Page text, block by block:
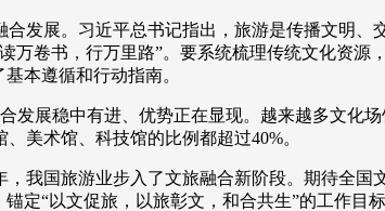
云起 超级工厂 智敬中国 全民健康 颜选攻
收视榜 总台企业白名单
发展。习近平总书记指出，旅游是传播文明
万卷书，行万里路”。要系统梳理传统文化资
本遵循和行动指南。
发展稳中有进、优势正在显现。越来越多文化
美术馆、科技馆的比例都超过40%。
我国旅游业步入了文旅融合新阶段。期待全
定“以文促旅，以旅彰文，和合共生”的工作